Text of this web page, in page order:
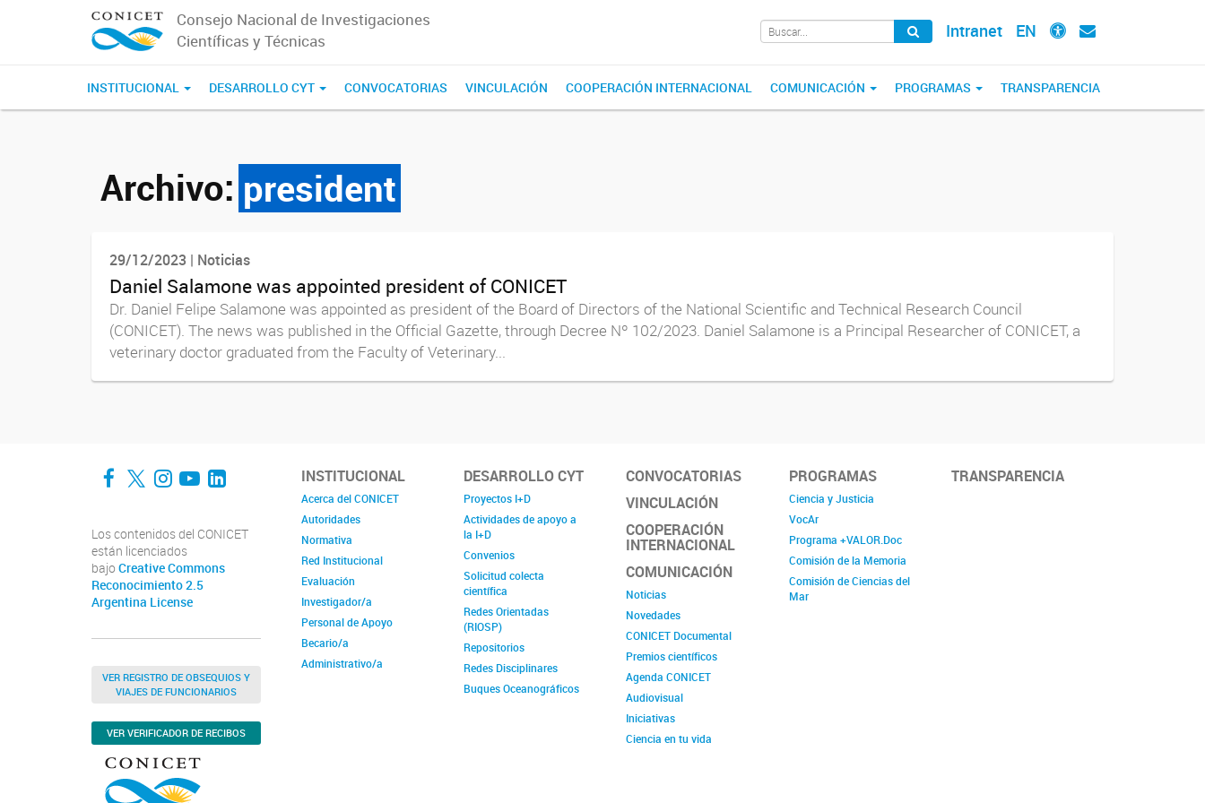
Consejo Nacional de Investigaciones
Científicas y Técnicas
Intranet EN
INSTITUCIONAL DESARROLLO CYT CONVOCATORIAS VINCULACIÓN COOPERACIÓN INTERNACIONAL COMUNICACIÓN PROGRAMAS TRANSPARENCIA
Archivo: president
29/12/2023 | Noticias
Daniel Salamone was appointed president of CONICET
Dr. Daniel Felipe Salamone was appointed as president of the Board of Directors of the National Scientific and Technical Research Council
(CONICET). The news was published in the Official Gazette, through Decree Nº 102/2023. Daniel Salamone is a Principal Researcher of CONICET, a
veterinary doctor graduated from the Faculty of Veterinary...
Facebook
Twitter
Instagram
YouTube
LinkedIn
Los contenidos del CONICET
están licenciados
bajo Creative Commons
Reconocimiento 2.5
Argentina License
VER REGISTRO DE OBSEQUIOS Y
VIAJES DE FUNCIONARIOS
VER VERIFICADOR DE RECIBOS
INSTITUCIONAL
Acerca del CONICET
Autoridades
Normativa
Red Institucional
Evaluación
Investigador/a
Personal de Apoyo
Becario/a
Administrativo/a
DESARROLLO CYT
Proyectos I+D
Actividades de apoyo a
la I+D
Convenios
Solicitud colecta
científica
Redes Orientadas
(RIOSP)
Repositorios
Redes Disciplinares
Buques Oceanográficos
CONVOCATORIAS
VINCULACIÓN
COOPERACIÓN
INTERNACIONAL
COMUNICACIÓN
Noticias
Novedades
CONICET Documental
Premios científicos
Agenda CONICET
Audiovisual
Iniciativas
Ciencia en tu vida
PROGRAMAS
Ciencia y Justicia
VocAr
Programa +VALOR.Doc
Comisión de la Memoria
Comisión de Ciencias del
Mar
TRANSPARENCIA